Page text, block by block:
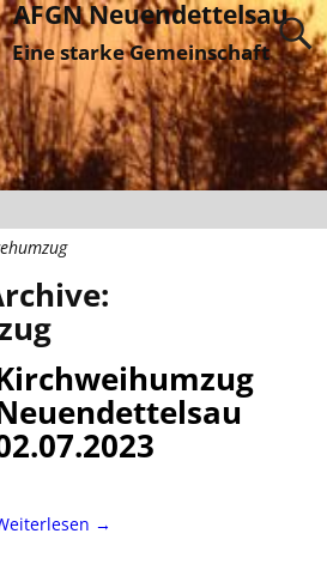
AFGN Neuendettelsau
Eine starke Gemeinschaft
→